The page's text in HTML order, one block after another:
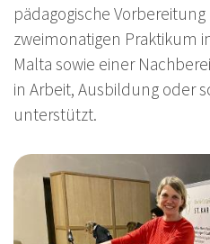
pädagogische
zweimonatigen Praktikum
Malta sowie einer
in Arbeit, Ausbildung oder
unterstützt.